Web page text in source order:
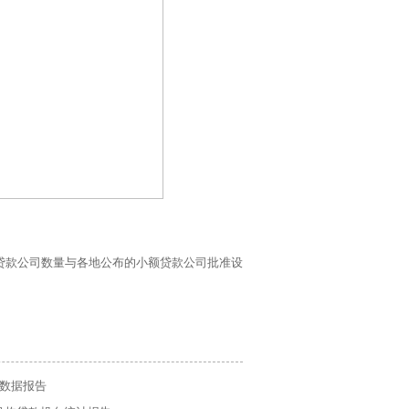
公司数量与各地公布的小额贷款公司批准设
据报告